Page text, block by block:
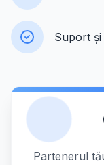
Suport și
Partenerul